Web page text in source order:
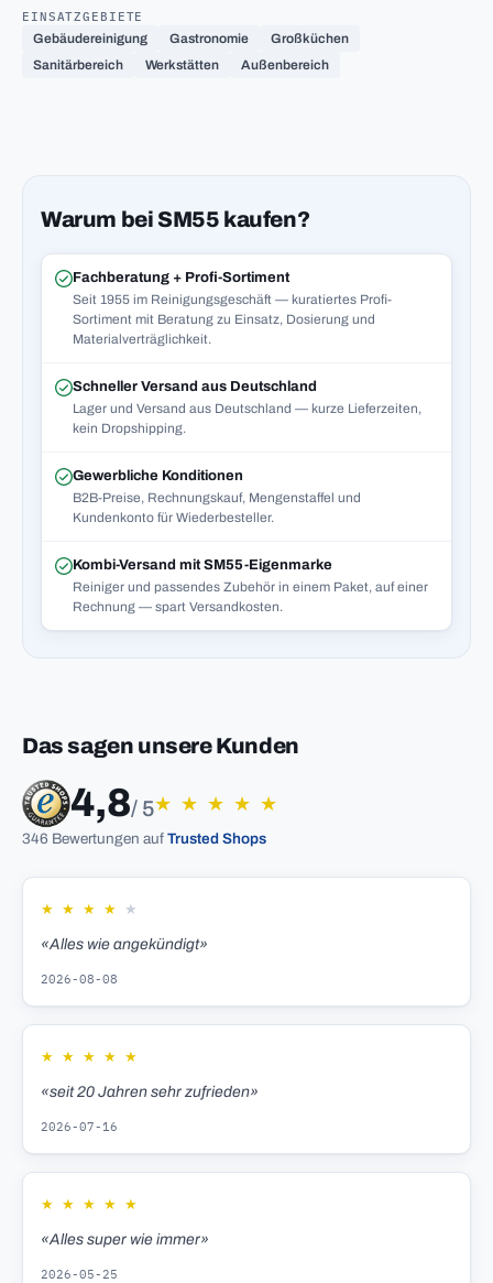
EINSATZGEBIETE
Gebäudereinigung
Gastronomie
Großküchen
Sanitärbereich
Werkstätten Außenbereich
Warum bei SM55 kaufen?
Fachberatung + Profi-Sortiment
Seit 1955 im Reinigungsgeschäft — kuratiertes Profi-
Sortiment mit Beratung zu Einsatz, Dosierung und
Materialverträglichkeit.
Schneller Versand aus Deutschland
Lager und Versand aus Deutschland — kurze Lieferzeiten,
kein Dropshipping.
Gewerbliche Konditionen
B2B-Preise, Rechnungskauf, Mengenstaffel und
Kundenkonto für Wiederbesteller.
Kombi-Versand mit SM55-Eigenmarke
Reiniger und passendes Zubehör in einem Paket, auf einer
Rechnung — spart Versandkosten.
Das sagen unsere Kunden
4,8/ 5★ ★ ★ ★ ★
346 Bewertungen auf Trusted Shops
★ ★ ★ ★ ★
«Alles wie angekündigt»
2026-08-08
★ ★ ★ ★ ★
«seit 20 Jahren sehr zufrieden»
2026-07-16
★ ★ ★ ★ ★
«Alles super wie immer»
2026-05-25